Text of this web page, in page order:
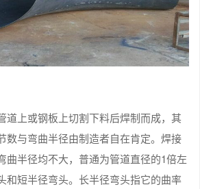
道上或钢板上切割下料后焊制而成，其
数与弯曲半径由制造者自在肯定。焊接
曲半径均不大，普通为管道直径的1倍左
和短半径弯头。长半径弯头指它的曲率